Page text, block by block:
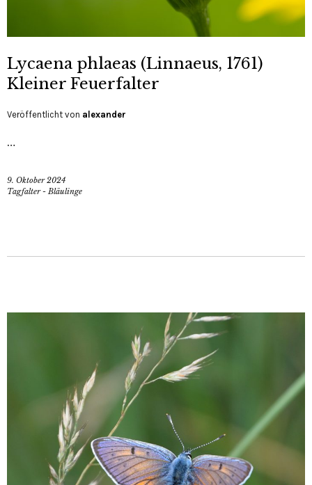
Lycaena phlaeas (Linnaeus, 1761)
Kleiner Feuerfalter
Veröffentlicht von alexander
…
9. Oktober 2024
Tagfalter - Bläulinge